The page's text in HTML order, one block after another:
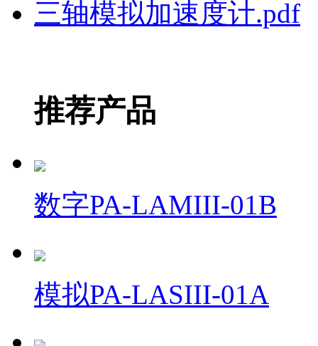
三轴模拟加速度计.pdf
推荐产品
数字PA-LAMIII-01B
模拟PA-LASIII-01A